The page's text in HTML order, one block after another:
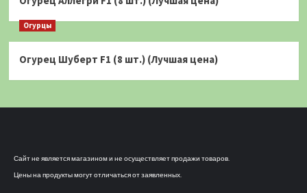
Огурцы
Огурец Шуберт F1 (8 шт.) (Лучшая цена)
Сайт не является магазином и не осуществляет продажи товаров.
Цены на продукты могут отличаться от заявленных.